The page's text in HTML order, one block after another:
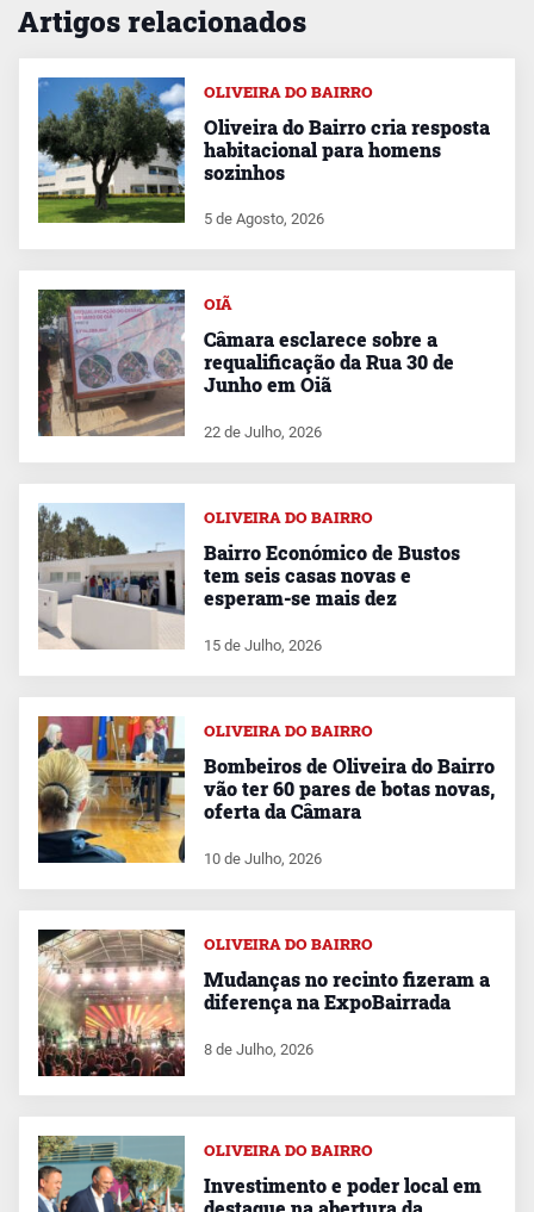
Artigos relacionados
OLIVEIRA DO BAIRRO
Oliveira do Bairro cria resposta
habitacional para homens
sozinhos
5 de Agosto, 2026
OIÃ
Câmara esclarece sobre a
requalificação da Rua 30 de
Junho em Oiã
22 de Julho, 2026
OLIVEIRA DO BAIRRO
Bairro Económico de Bustos
tem seis casas novas e
esperam-se mais dez
15 de Julho, 2026
OLIVEIRA DO BAIRRO
Bombeiros de Oliveira do Bairro
vão ter 60 pares de botas novas,
oferta da Câmara
10 de Julho, 2026
OLIVEIRA DO BAIRRO
Mudanças no recinto fizeram a
diferença na ExpoBairrada
8 de Julho, 2026
OLIVEIRA DO BAIRRO
Investimento e poder local em